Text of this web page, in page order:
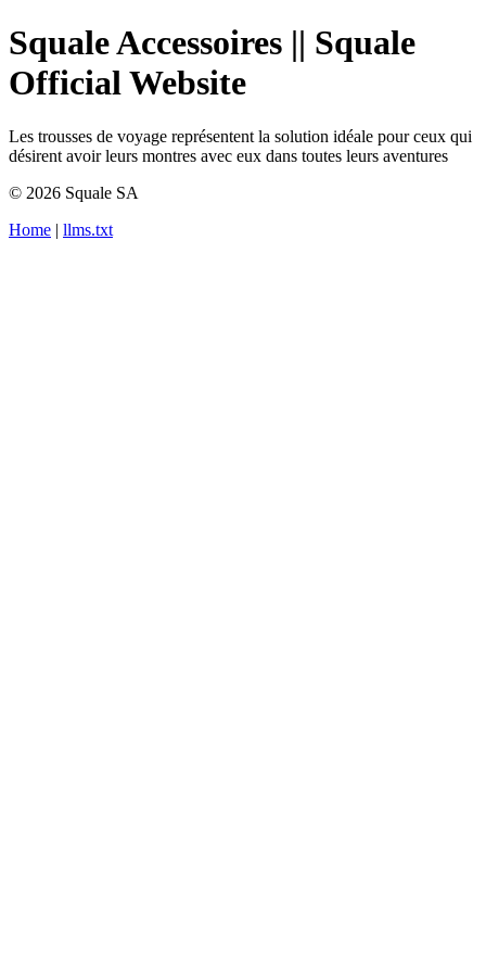
Squale Accessoires || Squale
Official Website
Les trousses de voyage représentent la solution idéale pour ceux qui
désirent avoir leurs montres avec eux dans toutes leurs aventures
© 2026 Squale SA
Home | llms.txt